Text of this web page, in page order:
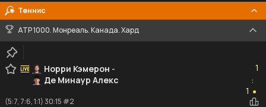
Теннис
ATP 1000. Монреаль. Канада. Хард
Норри Кэмерон -
Де Минаур Алекс
1
:
1 ●
(5:7, 7:6, 1:1) 30:15 #2